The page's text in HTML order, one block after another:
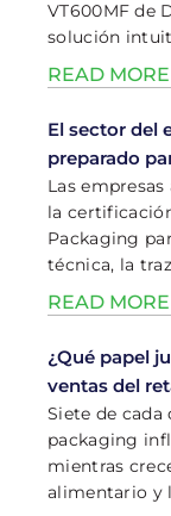
VT600MF de
solución
READ
El sector del
preparado
Las
la
Packaging
técnica, la
READ
¿Qué papel
ventas del
Siete de cada
packaging
mientras
alimentario y